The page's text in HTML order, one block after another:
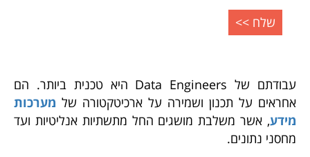
עבודתם של Data Engineers היא טכנית ביותר. הם
אחראים על תכנון ושמירה על ארכיטקטורה של מערכות
מידע, אשר משלבת מושגים החל מתשתיות אנליטיות ועד
מחסני נתונים.